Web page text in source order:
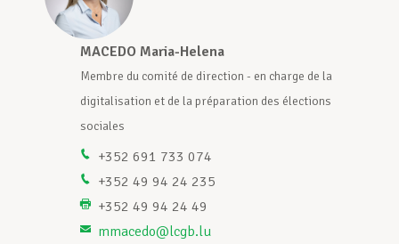
Assistance en vie privée
Développement professionnel
Devenir Membre
MACEDO Maria-Helena
Membre du comité de direction - en charge de la
digitalisation et de la préparation des élections
sociales
+352 691 733 074
+352 49 94 24 235
+352 49 94 24 49
mmacedo@lcgb.lu